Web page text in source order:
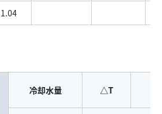
1.04
冷却水量 △T